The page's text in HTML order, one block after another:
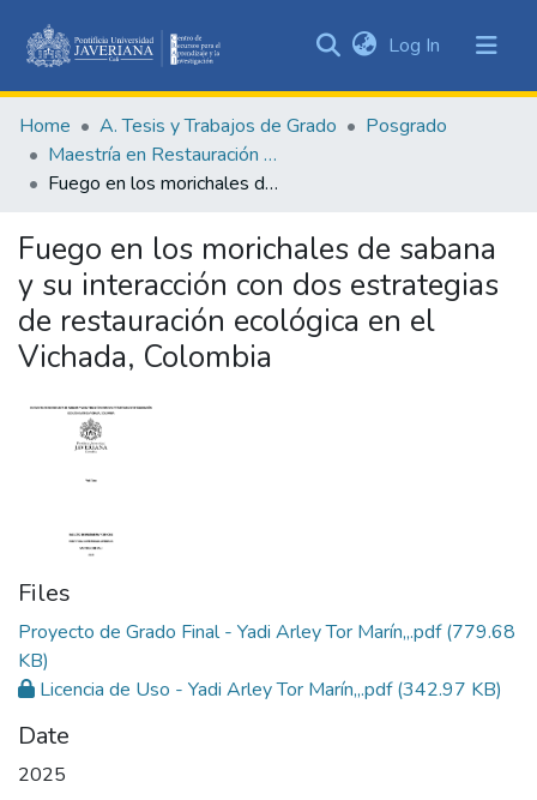
&
Collections
Statistics
Log In (current)
Home A. Tesis y Trabajos de Grado
Posgrado
Maestría en Restauración Ecológica
Fuego en los morichales de sabana y su interacción con dos estrategias de restauración ecológica en el Vichada, Colombia
Fuego en los morichales de sabana
y su interacción con dos estrategias
de restauración ecológica en el
Vichada, Colombia
Files
Proyecto de Grado Final - Yadi Arley Tor Marín,,.pdf(779.68
KB)
Licencia de Uso - Yadi Arley Tor Marín,,.pdf(342.97 KB)
Date
2025